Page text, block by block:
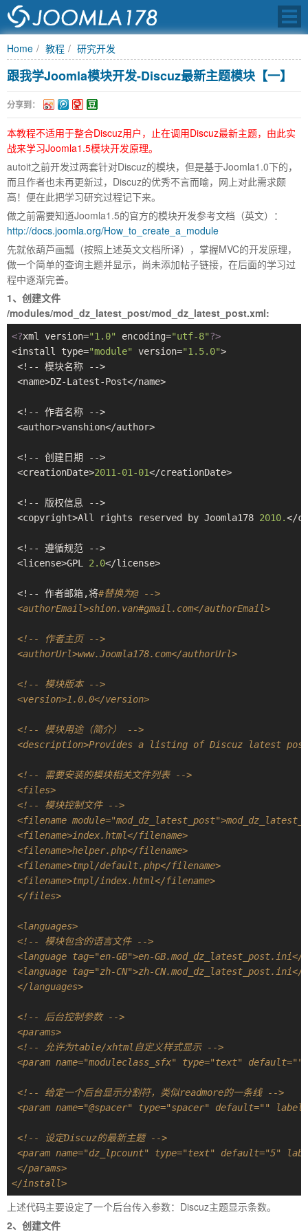
JOOMLA中文之
家,JOOMLA,JOOMLA模
板,JOOMLA教程,JOOMLA扩展
Home 教程 研究开发
跟我学Joomla模块开发-Discuz最新主题模块【一】
分享到：
本教程不适用于整合Discuz用户，止在调用Discuz最新主题，由此实
战来学习Joomla1.5模块开发原理。
autoit之前开发过两套针对Discuz的模块，但是基于Joomla1.0下的，
而且作者也未再更新过，Discuz的优秀不言而喻，网上对此需求颇
高！便在此把学习研究过程记下来。
做之前需要知道Joomla1.5的官方的模块开发参考文档（英文）：
http://docs.joomla.org/How_to_create_a_module
先就依葫芦画瓢（按照上述英文文档所译），掌握MVC的开发原理，
做一个简单的查询主题并显示，尚未添加帖子链接，在后面的学习过
程中逐渐完善。
1、创建文件
/modules/mod_dz_latest_post/mod_dz_latest_post.xml:
<?xml version="1.0" encoding="utf-8"?>
<install type="module" version="1.5.0">
<!-- 模块名称 -->
<name>DZ-Latest-Post</name>
<!-- 作者名称 -->
<author>vanshion</author>
<!-- 创建日期 -->
<creationDate>2011 -01 -01</creationDate>
<!-- 版权信息 -->
<copyright>All rights reserved by Joomla178 2010.</
<!-- 遵循规范 -->
<license>GPL 2.0</license>
<!-- 作者邮箱,将#替换为@ -->
<authorEmail>shion.van#gmail.com</authorEmail>
<!-- 作者主页 -->
<authorUrl>www.Joomla178.com</authorUrl>
<!-- 模块版本 -->
<version>1.0.0</version>
<!-- 模块用途（简介） -->
<description>Provides a listing of Discuz latest
<!-- 需要安装的模块相关文件列表 -->
<files>
<!-- 模块控制文件 -->
<filename
<filename>index.html</filename>
<filename>helper.php</filename>
<filename>tmpl/default.php</filename>
<filename>tmpl/index.html</filename>
</files>
<languages>
<!-- 模块包含的语言文件 -->
<language tag="en-GB">en-GB.mod_dz_latest_post.ini</
<language tag="zh-CN">zh-CN.mod_dz_latest_post.ini</
</languages>
<!-- 后台控制参数 -->
<params>
<!-- 允许为table/xhtml自定义样式显示 -->
<param name="moduleclass_sfx" type="text" default=""
<!-- 给定一个后台显示分割符，类似readmore的一条线 -->
<param name="@spacer" type="spacer" default=""
<!-- 设定Discuz的最新主题 -->
<param name="dz_lpcount" type="text" default="5"
</params>
</install>
上述代码主要设定了一个后台传入参数：Discuz主题显示条数。
2、创建文件